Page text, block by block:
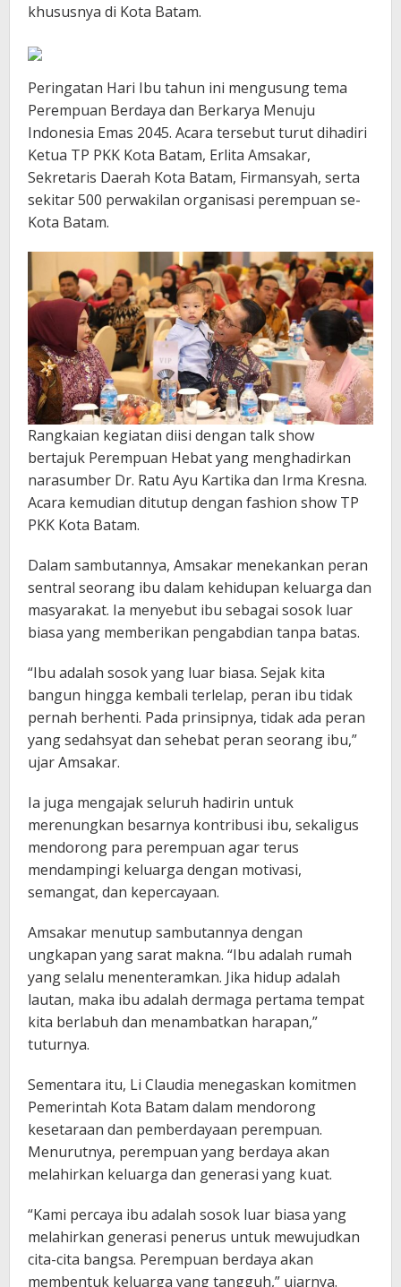
khususnya di Kota Batam.
Peringatan Hari Ibu tahun ini mengusung tema
Perempuan Berdaya dan Berkarya Menuju
Indonesia Emas 2045. Acara tersebut turut dihadiri
Ketua TP PKK Kota Batam, Erlita Amsakar,
Sekretaris Daerah Kota Batam, Firmansyah, serta
sekitar 500 perwakilan organisasi perempuan se-
Kota Batam.
Rangkaian kegiatan diisi dengan talk show
bertajuk Perempuan Hebat yang menghadirkan
narasumber Dr. Ratu Ayu Kartika dan Irma Kresna.
Acara kemudian ditutup dengan fashion show TP
PKK Kota Batam.
Dalam sambutannya, Amsakar menekankan peran
sentral seorang ibu dalam kehidupan keluarga dan
masyarakat. Ia menyebut ibu sebagai sosok luar
biasa yang memberikan pengabdian tanpa batas.
“Ibu adalah sosok yang luar biasa. Sejak kita
bangun hingga kembali terlelap, peran ibu tidak
pernah berhenti. Pada prinsipnya, tidak ada peran
yang sedahsyat dan sehebat peran seorang ibu,”
ujar Amsakar.
Ia juga mengajak seluruh hadirin untuk
merenungkan besarnya kontribusi ibu, sekaligus
mendorong para perempuan agar terus
mendampingi keluarga dengan motivasi,
semangat, dan kepercayaan.
Amsakar menutup sambutannya dengan
ungkapan yang sarat makna. “Ibu adalah rumah
yang selalu menenteramkan. Jika hidup adalah
lautan, maka ibu adalah dermaga pertama tempat
kita berlabuh dan menambatkan harapan,”
tuturnya.
Sementara itu, Li Claudia menegaskan komitmen
Pemerintah Kota Batam dalam mendorong
kesetaraan dan pemberdayaan perempuan.
Menurutnya, perempuan yang berdaya akan
melahirkan keluarga dan generasi yang kuat.
“Kami percaya ibu adalah sosok luar biasa yang
melahirkan generasi penerus untuk mewujudkan
cita-cita bangsa. Perempuan berdaya akan
membentuk keluarga yang tangguh,” ujarnya.